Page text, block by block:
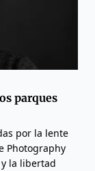
parques
por la lente
Photography
la libertad